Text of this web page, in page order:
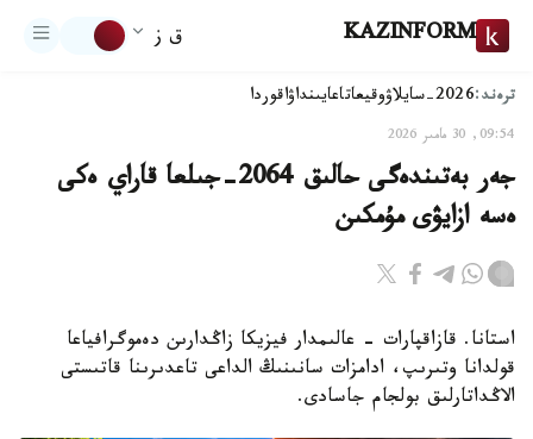
KAZINFORM ق ز
ترەند:2026-سايلاۋ وقيعاتاعايىنداۋاقوردا
09:54, 30 مامىر 2026
جەر بەتىندەگى حالىق 2064-جىلعا قاراي ەكى
ەسە ازايۋى مۇمكىن
استانا. قازاقپارات - عالىمدار فيزيكا زاڭدارىن دەموگرافياعا
قولدانا وتىرىپ، ادامزات سانىنىڭ الداعى تاعدىرىنا قاتىستى
الاڭداتارلىق بولجام جاسادى.